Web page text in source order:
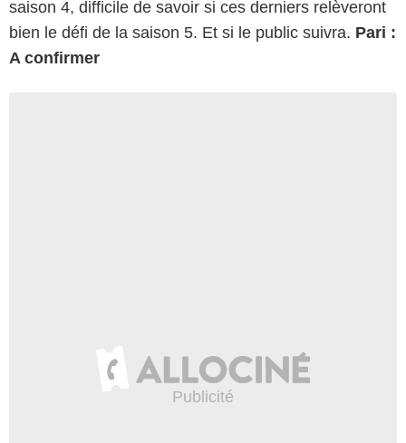
saison 4, difficile de savoir si ces derniers relèveront
bien le défi de la saison 5. Et si le public suivra. Pari :
A confirmer